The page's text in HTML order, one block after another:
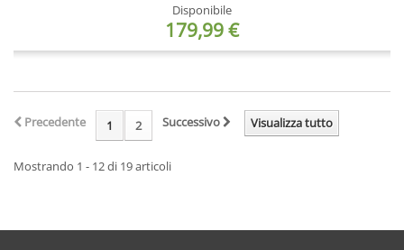
Disponibile
179,99 €
Visualizza tutto
Precedente 1 2 Successivo
Mostrando 1 - 12 di 19 articoli